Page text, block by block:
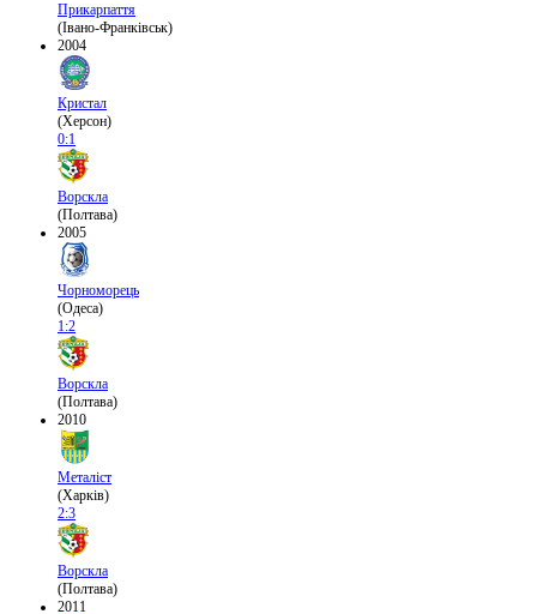
Прикарпаття
(Івано-Франківськ)
2004
Кристал
(Херсон)
0:1
Ворскла
(Полтава)
2005
Чорноморець
(Одеса)
1:2
Ворскла
(Полтава)
2010
Металіст
(Харків)
2:3
Ворскла
(Полтава)
2011